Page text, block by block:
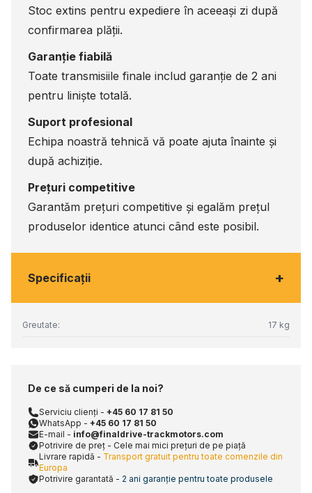
Stoc extins pentru expediere în aceeași zi după
confirmarea plății.
Garanție fiabilă
Toate transmisiile finale includ garanție de 2 ani
pentru liniște totală.
Suport profesional
Echipa noastră tehnică vă poate ajuta înainte și
după achiziție.
Prețuri competitive
Garantăm prețuri competitive și egalăm prețul
produselor identice atunci când este posibil.
Specificaţii +
Greutate: 17 kg
De ce să cumperi de la noi?
Serviciu clienți - +45 60 17 81 50
WhatsApp - +45 60 17 81 50
E-mail - info@finaldrive-trackmotors.com
Potrivire de preț - Cele mai mici prețuri de pe piață
Livrare rapidă - Transport gratuit pentru toate comenzile din
Europa
Potrivire garantată - 2 ani garanție pentru toate produsele